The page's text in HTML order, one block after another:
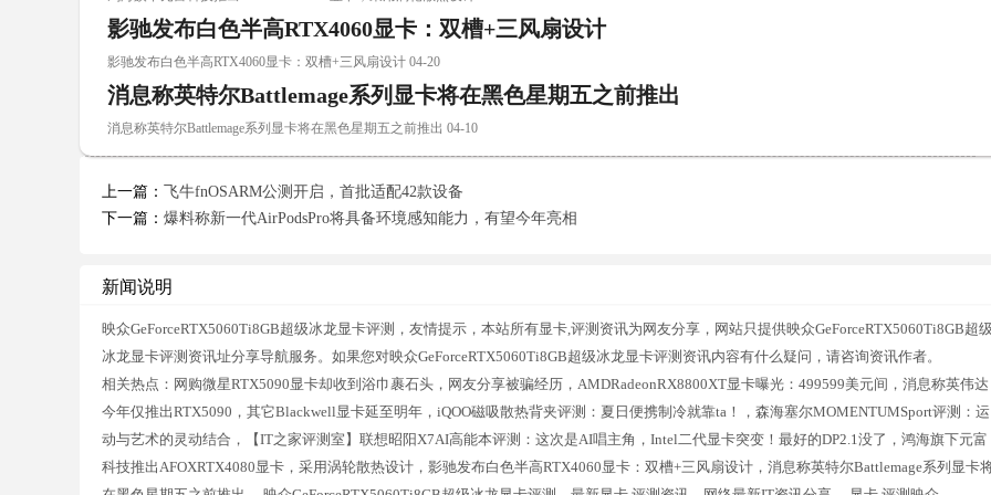
影驰发布白色半高RTX4060显卡：双槽+三风扇设计
影驰发布白色半高RTX4060显卡：双槽+三风扇设计 04-20
消息称英特尔Battlemage系列显卡将在黑色星期五之前推出
消息称英特尔Battlemage系列显卡将在黑色星期五之前推出 04-10
上一篇：
飞牛fnOSARM公测开启，首批适配42款设备
下一篇： 爆料称新一代AirPodsPro将具备环境感知能力，有望今年亮相
新闻说明
映众GeForceRTX5060Ti8GB超级冰龙显卡评测，友情提示，本站所有显卡,评测资讯为网友分享，网站只提供映众GeForceRTX5060Ti8GB超
冰龙显卡评测资讯址分享导航服务。如果您对映众GeForceRTX5060Ti8GB超级冰龙显卡评测资讯内容有什么疑问，请咨询资讯作者。
相关热点：网购微星RTX5090显卡却收到浴巾裹石头，网友分享被骗经历，AMDRadeonRX8800XT显卡曝光：499599美元间，消息称英伟达
今年仅推出RTX5090，其它Blackwell显卡延至明年，iQOO磁吸散热背夹评测：夏日便携制冷就靠ta！，森海塞尔MOMENTUMSport评测：运
动与艺术的灵动结合，【IT之家评测室】联想昭阳X7AI高能本评测：这次是AI唱主角，Intel二代显卡突变！最好的DP2.1没了，鸿海旗下元富
科技推出AFOXRTX4080显卡，采用涡轮散热设计，影驰发布白色半高RTX4060显卡：双槽+三风扇设计，消息称英特尔Battlemage系列显卡